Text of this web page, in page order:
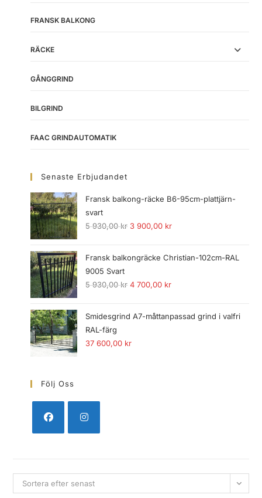
FRANSK BALKONG
RÄCKE
GÅNGGRIND
BILGRIND
FAAC GRINDAUTOMATIK
Senaste Erbjudandet
Fransk balkong-räcke B6-95cm-plattjärn-
svart
5 930,00kr 3 900,00 kr
Fransk balkongräcke Christian-102cm-RAL
9005 Svart
5 930,00kr 4 700,00 kr
Smidesgrind A7-måttanpassad grind i valfri
RAL-färg
37 600,00 kr
Följ Oss
Sortera efter senast